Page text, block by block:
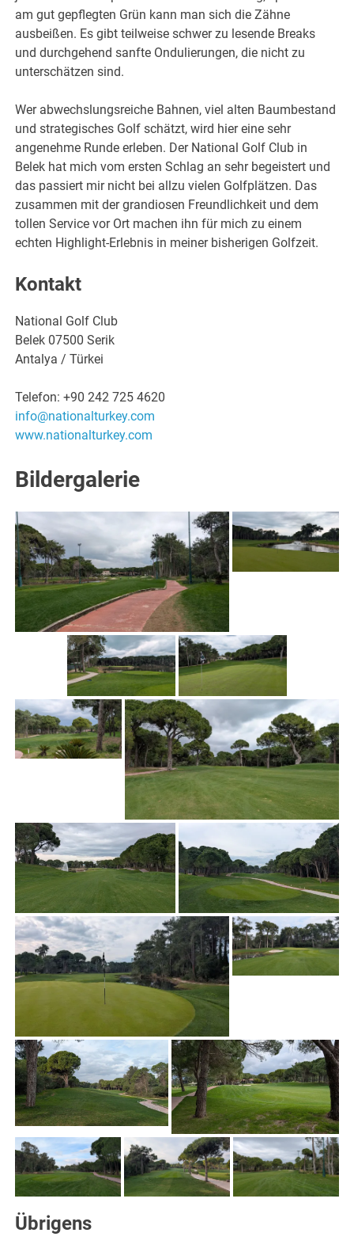
am gut gepflegten Grün kann man sich die Zähne
ausbeißen. Es gibt teilweise schwer zu lesende Breaks
und durchgehend sanfte Ondulierungen, die nicht zu
unterschätzen sind.
Wer abwechslungsreiche Bahnen, viel alten Baumbestand
und strategisches Golf schätzt, wird hier eine sehr
angenehme Runde erleben. Der National Golf Club in
Belek hat mich vom ersten Schlag an sehr begeistert und
das passiert mir nicht bei allzu vielen Golfplätzen. Das
zusammen mit der grandiosen Freundlichkeit und dem
tollen Service vor Ort machen ihn für mich zu einem
echten Highlight-Erlebnis in meiner bisherigen Golfzeit.
Kontakt
National Golf Club
Belek 07500 Serik
Antalya / Türkei
Telefon: +90 242 725 4620
info@nationalturkey.com
www.nationalturkey.com
Bildergalerie
Übrigens